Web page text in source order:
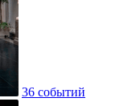
36 событий